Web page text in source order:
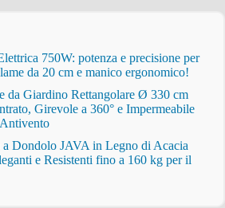
750W: potenza e precisione per
da 20 cm e manico ergonomico!
da Giardino Rettangolare Ø 330 cm
Girevole a 360° e Impermeabile
Dondolo JAVA in Legno di Acacia
e Resistenti fino a 160 kg per il